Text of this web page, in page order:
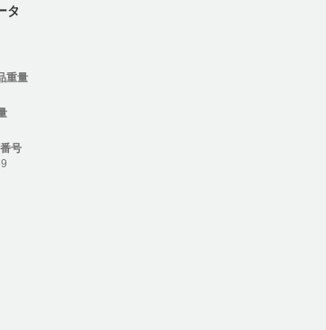
タ
重量
号